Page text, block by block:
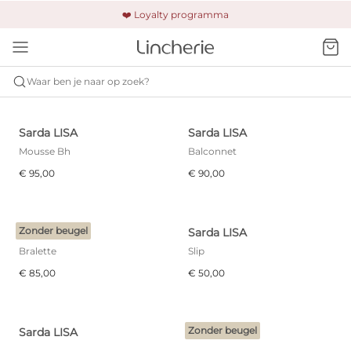
❤️ Loyalty programma
🚚 Gratis verzending & retour
🔒 Altijd veilig betalen
Waar ben je naar op zoek?
LISA
Sarda LISA
Mousse Bh
€ 95,00
Sarda LISA
Balconnet
€ 90,00
Zonder beugel
Sarda LISA
Bralette
€ 85,00
Sarda LISA
Slip
€ 50,00
Sarda LISA Zonder beugel
Sarda LISA